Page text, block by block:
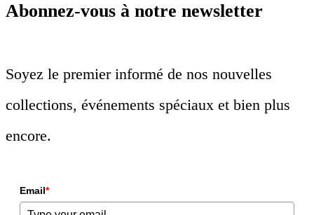
Abonnez-vous à notre newsletter
Soyez le premier informé de nos nouvelles
collections, événements spéciaux et bien plus
encore.
Email*